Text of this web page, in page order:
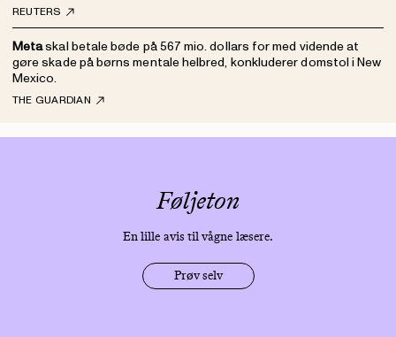
Føljeton
En lille avis til vågne læsere.
Prøv selv
REUTERS
Metaskal betale bøde på 567 mio. dollars for med vidende at
gøre skade på børns mentale helbred, konkluderer domstol i New
Mexico.
THE GUARDIAN